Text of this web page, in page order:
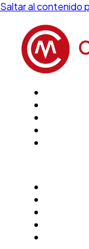
Saltar al contenido